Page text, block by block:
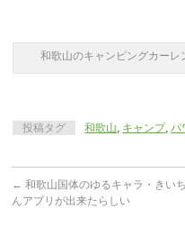
和歌山のキャンピングカーレ
投稿タグ 和歌山, キャンプ,パ
← 和歌山国体のゆるキャラ・きい
んアプリが出来たらしい